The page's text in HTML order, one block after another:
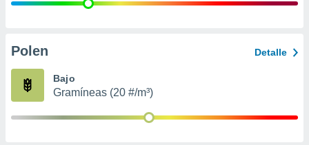
publicidad
Polen Detalle
Bajo
Gramíneas (20 #/m³)